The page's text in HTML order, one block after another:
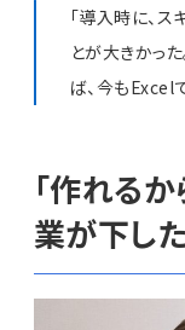
「導入時に、
とが大きかっ
ば、今もExcel
「作れるか
業が下し